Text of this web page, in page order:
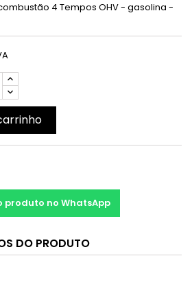
4 Tempos OHV - gasolina -
produto no WhatsApp
DO PRODUTO